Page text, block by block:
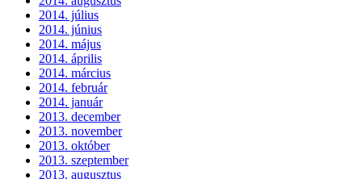
2014. július
2014. június
2014. május
2014. április
2014. március
2014. február
2014. január
2013. december
2013. november
2013. október
2013. szeptember
2013. augusztus